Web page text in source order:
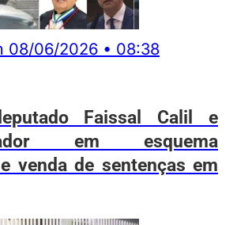
08/06/2026 • 08:38
Faissal Calil e
em esquema
venda de sentenças em